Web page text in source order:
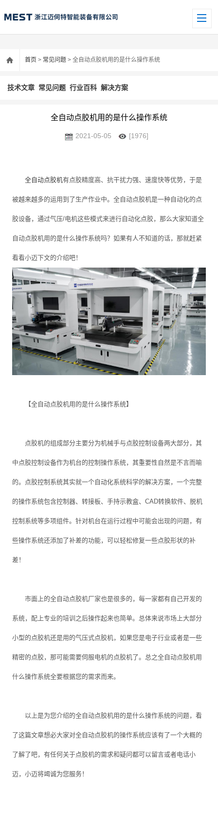
首页 > 常见问题 > 全自动点胶机用的是什么操作系统
技术文章 常见问题 行业百科 解决方案
全自动点胶机用的是什么操作系统
2021-05-05 [1976]
全自动点胶机有点胶精度高、抗干扰力强、速度快等优势，于是
被越来越多的运用到了生产作业中。全自动点胶机是一种自动化的点
胶设备，通过气压/电机这些模式来进行自动化点胶，那么大家知道全
自动点胶机用的是什么操作系统吗？如果有人不知道的话，那就赶紧
看看小迈下文的介绍吧！
【全自动点胶机用的是什么操作系统】
点胶机的组成部分主要分为机械手与点胶控制设备两大部分，其
中点胶控制设备作为机台的控制操作系统，其重要性自然是不言而喻
的。点胶控制系统其实就一个自动化系统科学的解决方案，一个完整
的操作系统包含控制器、转接板、手持示教盒、CAD转换软件、脱机
控制系统等多项组件。针对机台在运行过程中可能会出现的问题，有
些操作系统还添加了补差的功能，可以轻松修复一些点胶形状的补
差！
市面上的全自动点胶机厂家也是很多的，每一家都有自己开发的
系统，配上专业的培训之后操作起来也简单。总体来说市场上大部分
小型的点胶机还是用的气压式点胶机，如果您是电子行业或者是一些
精密的点胶，那可能需要伺服电机的点胶机了。总之全自动点胶机用
什么操作系统全要根据您的需求而来。
以上是为您介绍的全自动点胶机用的是什么操作系统的问题，看
了这篇文章想必大家对全自动点胶机的操作系统应该有了一个大概的
了解了吧，有任何关于点胶机的需求和疑问都可以留言或者电话小
迈，小迈将竭诚为您服务！